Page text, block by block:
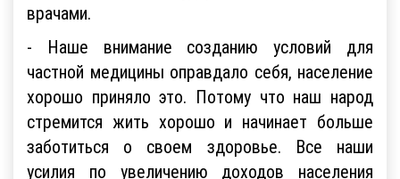
врачами.
- Наше внимание созданию условий для
частной медицины оправдало себя, население
хорошо приняло это. Потому что наш народ
стремится жить хорошо и начинает больше
заботиться о своем здоровье. Все наши
усилия по увеличению доходов населения